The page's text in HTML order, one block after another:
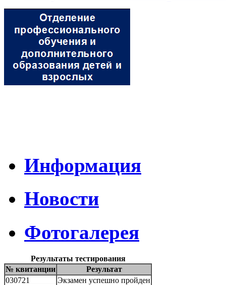
Информация
Новости
Фотогалерея
Результаты тестирования
№ квитанции
Результат
030721
Экзамен успешно пройден